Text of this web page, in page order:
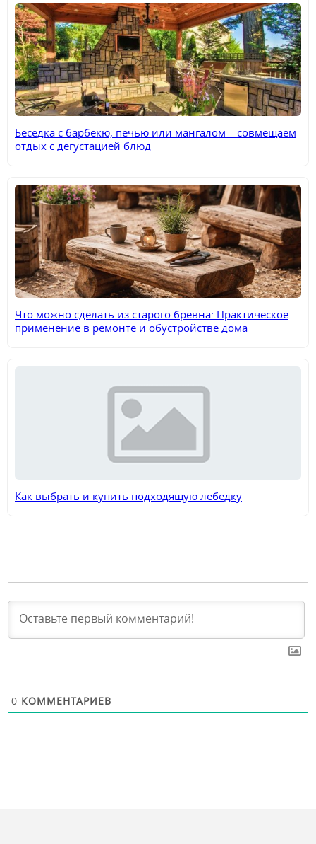
Беседка с барбекю, печью или мангалом – совмещаем
отдых с дегустацией блюд
Что можно сделать из старого бревна: Практическое
применение в ремонте и обустройстве дома
Как выбрать и купить подходящую лебедку
0 КОММЕНТАРИЕВ